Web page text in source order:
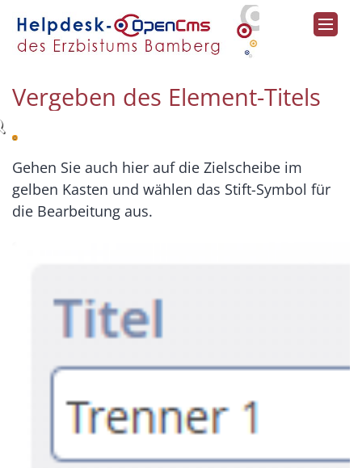
Zum Inhalt springen
Vergeben des Element-Titels
Gehen Sie auch hier auf die Zielscheibe im
gelben Kasten und wählen das Stift-Symbol für
die Bearbeitung aus.